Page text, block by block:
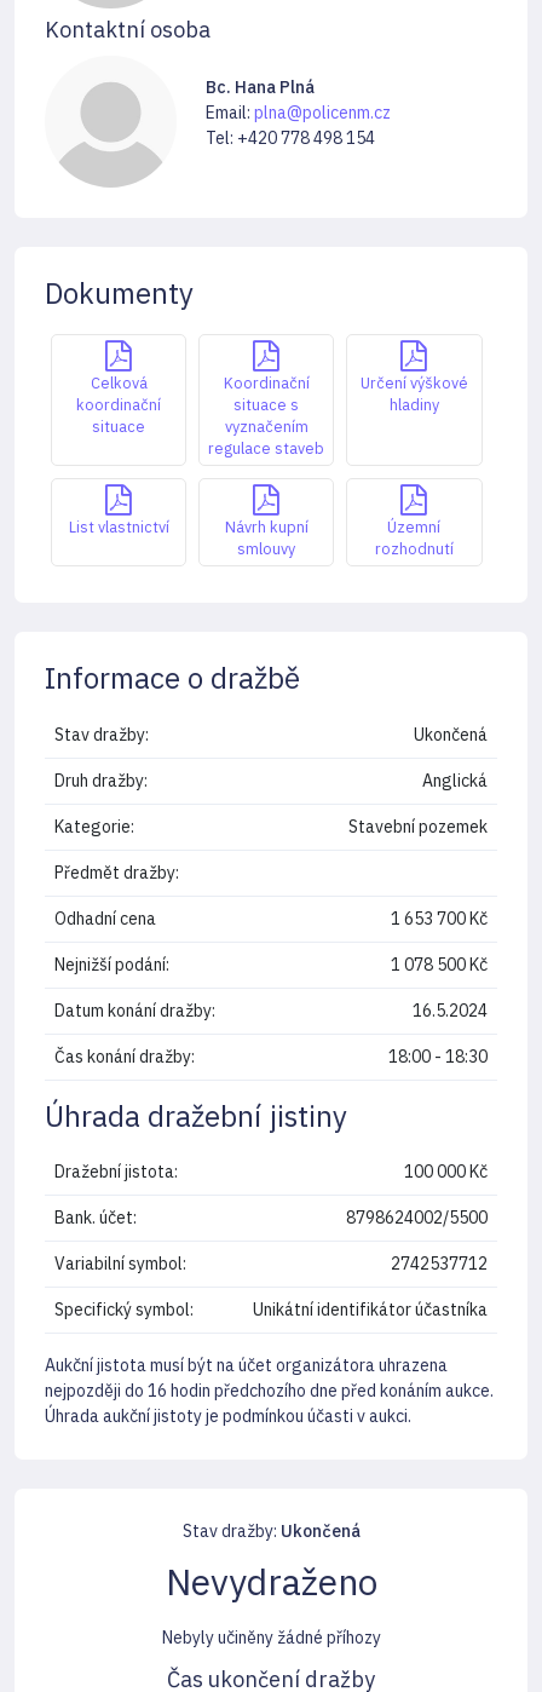
Kontaktní osoba
Bc. Hana Plná
Email: plna@policenm.cz
Tel: +420 778 498 154
Dokumenty
Celková
koordinační
situace
Koordinační
situace s
vyznačením
regulace staveb
Určení výškové
hladiny
List vlastnictví
Návrh kupní
smlouvy
Územní
rozhodnutí
Informace o dražbě
Stav dražby: Ukončená
Druh dražby: Anglická
Kategorie: Stavební pozemek
Předmět dražby:
Odhadní cena 1 653 700 Kč
Nejnižší podání: 1 078 500 Kč
Datum konání dražby: 16.5.2024
Čas konání dražby: 18:00 - 18:30
Úhrada dražební jistiny
Dražební jistota: 100 000 Kč
Bank. účet: 8798624002/5500
Variabilní symbol: 2742537712
Specifický symbol: Unikátní identifikátor účastníka
Aukční jistota musí být na účet organizátora uhrazena
nejpozději do 16 hodin předchozího dne před konáním aukce.
Úhrada aukční jistoty je podmínkou účasti v aukci.
Stav dražby: Ukončená
Nevydraženo
Nebyly učiněny žádné příhozy
Čas ukončení dražby